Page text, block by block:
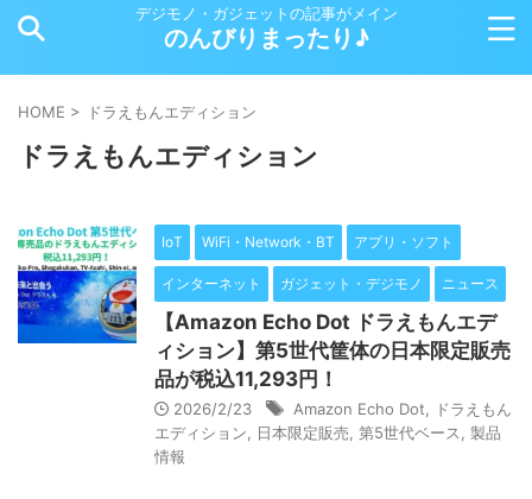
デジモノ・ガジェットの記事がメイン
のんびりまったり♪
HOME > ドラえもんエディション
ドラえもんエディション
IoT WiFi・Network・BT アプリ・ソフト
インターネット ガジェット・デジモノ ニュース
【Amazon Echo Dot ドラえもんエデ
ィション】第5世代筐体の日本限定販売
品が税込11,293円！
2026/2/23 Amazon Echo Dot
ドラえもん
エディション
日本限定販売 第5世代ベース
製品
情報